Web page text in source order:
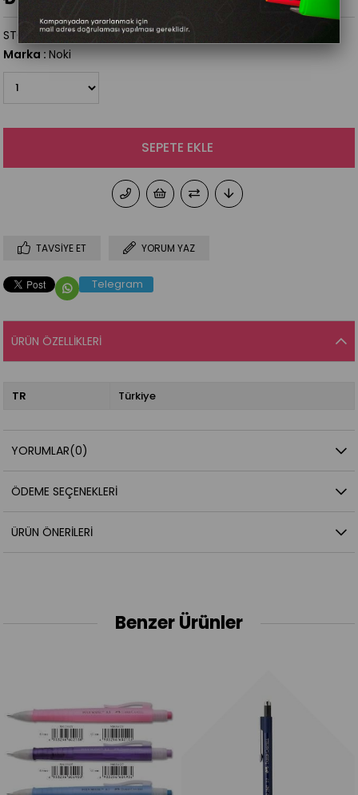
(511948)
STOK KODU
Marka:Noki
TAVSIYE ET YORUM YAZ
Telegram
ÜRÜN ÖZELLIKLERI
TR Türkiye
YORUMLAR(0)
ÖDEME SEÇENEKLERI
ÜRÜN ÖNERILERI
Benzer Ürünler